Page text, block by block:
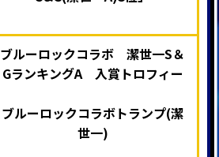
ブルーロックコラボ 潔世一S＆
GランキングA 入賞トロフィー
ブルーロックコラボトランプ(潔
世一)